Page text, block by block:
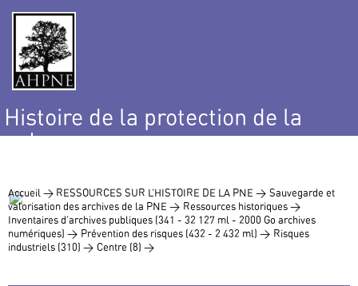
Histoire de la protection de la
nature
Accueil > RESSOURCES SUR L’HISTOIRE DE LA PNE > Sauvegarde et
valorisation des archives de la PNE > Ressources historiques >
Inventaires d’archives publiques (341 - 32 127 ml - 2000 Go archives
numériques) > Prévention des risques (432 - 2 432 ml) > Risques
industriels (310) > Centre (8) >